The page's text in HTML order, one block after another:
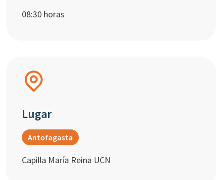
08:30 horas
Lugar
Antofagasta
Capilla María Reina UCN